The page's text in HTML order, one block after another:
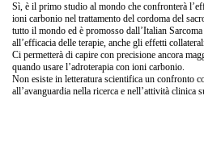
Sì, è il primo studio al mondo che confronterà
ioni carbonio nel trattamento del cordoma del
tutto il mondo ed è promosso dall’Italian
all’efficacia delle terapie, anche gli effetti
Ci permetterà di capire con precisione ancora
quando usare l’adroterapia con ioni carbonio.
Non esiste in letteratura scientifica un confronto
all’avanguardia nella ricerca e nell’attività clinica